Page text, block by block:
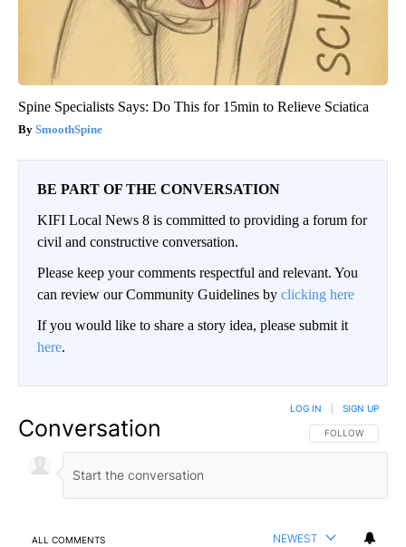
Spine Specialists Says: Do This for 15min to Relieve Sciatica
SmoothSpine
BE PART OF THE CONVERSATION
KIFI Local News 8 is committed to providing a forum for
civil and constructive conversation.
Please keep your comments respectful and relevant. You
can review our Community Guidelines by clicking here
If you would like to share a story idea, please submit it
here.
Conversation FOLLOW THIS
FOLLOW
LOG IN SIGN UP
ALL COMMENTS NEWEST